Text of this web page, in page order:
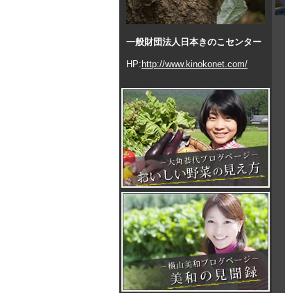
一般財団法人日本きのこセンター
HP: http://www.kinokonet.com/